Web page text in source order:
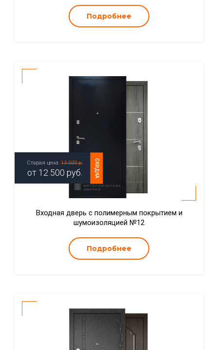
Подробнее
СКИДКА
Старая цена: 13 500 р.
от 12 500 руб.
Входная дверь с полимерным покрытием и
шумоизоляцией №12
Подробнее